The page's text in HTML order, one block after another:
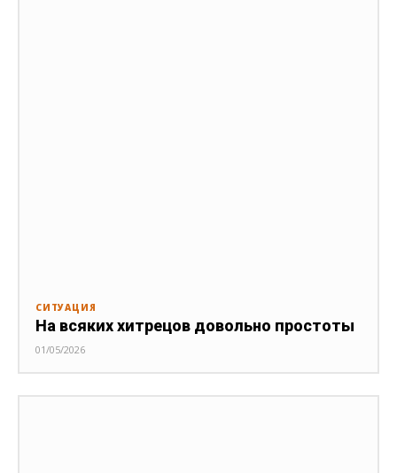
СИТУАЦИЯ
На всяких хитрецов довольно простоты
01/05/2026